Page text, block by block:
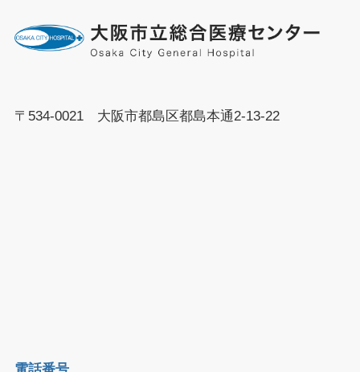
〒534-0021 大阪市都島区都島本通2-13-22
電話番号